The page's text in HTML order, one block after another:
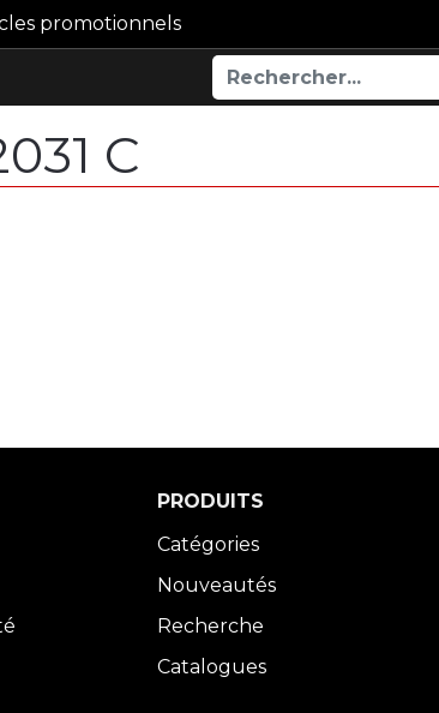
promotionnels
C
PRODUITS
Catégories
Nouveautés
Recherche
Catalogues